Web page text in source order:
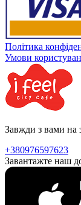
Політика
Умови
Завжди з вами на
+380976597623
Завантажте наш